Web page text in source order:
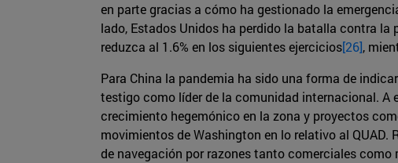
en parte gracias a cómo ha gestionado la
lado, Estados Unidos ha perdido la batalla contra la
reduzca al 1.6% en los siguientes ejercicios[26],
Para China la pandemia ha sido una forma de
testigo como líder de la comunidad internacional. A
crecimiento hegemónico en la zona y proyectos
movimientos de Washington en lo relativo al
de navegación por razones tanto comerciales como